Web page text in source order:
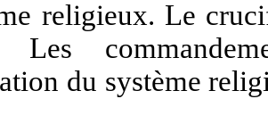
religieux. Le
Les
du système